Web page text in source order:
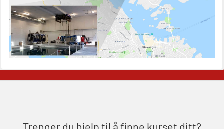
Mørkekjøring-modul for Mann-Over-
Bord (hurtiggående) liten båt
(OSE1001)
ROC sertifikat grunnleggende
(GMDSS) (ORC102)
Trenger du hjelp til å finne kurset ditt?